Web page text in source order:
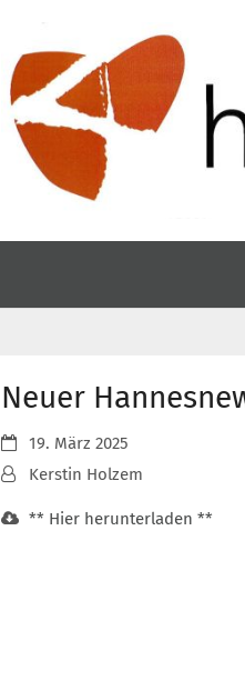
Neuer
Datum:19. März 2025
Von:Kerstin Holzem
** Hier herunterladen **